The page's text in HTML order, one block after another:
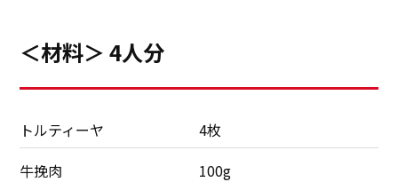
＜材料＞ 4人分
トルティーヤ
4枚
牛挽肉
100g